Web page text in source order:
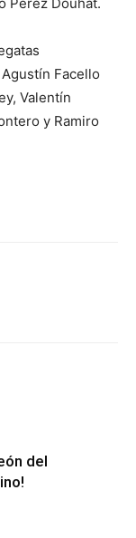
Pérez Douhat.
Facello
Valentín
y Ramiro
del